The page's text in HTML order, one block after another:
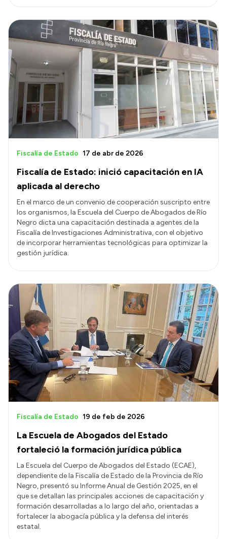
Fiscalía de Estado: inició capacitación en IA
aplicada al derecho
Fiscalía de Estado 17 de abr de 2026
En el marco de un convenio de cooperación suscripto entre
los organismos, la Escuela del Cuerpo de Abogados de Río
Negro dicta una capacitación destinada a agentes de la
Fiscalía de Investigaciones Administrativa, con el objetivo
de incorporar herramientas tecnológicas para optimizar la
gestión jurídica.
La Escuela de Abogados del Estado
fortaleció la formación jurídica pública
Fiscalía de Estado 19 de feb de 2026
La Escuela del Cuerpo de Abogados del Estado (ECAE),
dependiente de la Fiscalía de Estado de la Provincia de Río
Negro, presentó su Informe Anual de Gestión 2025, en el
que se detallan las principales acciones de capacitación y
formación desarrolladas a lo largo del año, orientadas a
fortalecer la abogacía pública y la defensa del interés
estatal.